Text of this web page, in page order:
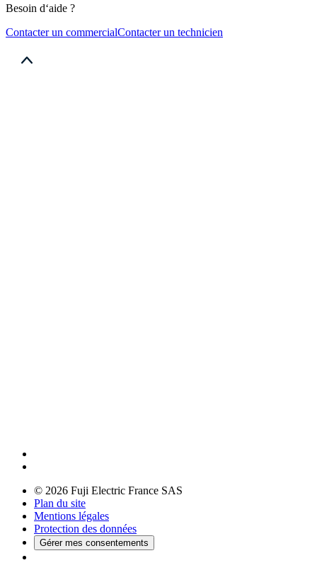
Besoin d‘aide ?
Contacter un commercialContacter un technicien
© 2026 Fuji Electric France SAS
Plan du site
Mentions légales
Protection des données
Gérer mes consentements